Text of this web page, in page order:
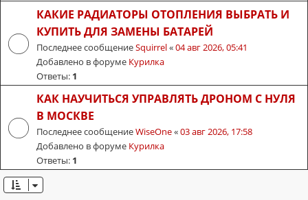
КАКИЕ РАДИАТОРЫ ОТОПЛЕНИЯ ВЫБРАТЬ И
КУПИТЬ ДЛЯ ЗАМЕНЫ БАТАРЕЙ
Последнее сообщениеSquirrel«04 авг 2026, 05:41
Добавлено в форуме Курилка
Ответы: 1
КАК НАУЧИТЬСЯ УПРАВЛЯТЬ ДРОНОМ С НУЛЯ
В МОСКВЕ
Последнее сообщениеWiseOne«03 авг 2026, 17:58
Добавлено в форуме Курилка
Ответы: 1